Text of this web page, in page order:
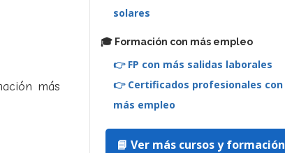
más
solares
🎓 Formación con más empleo
👉 FP con más salidas laborales
👉 Certificados profesionales con
más empleo
📘 Ver más cursos y formación